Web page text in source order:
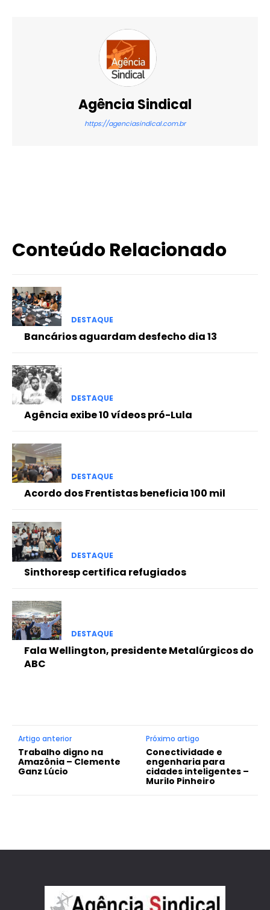
Agência Sindical
https://agenciasindical.com.br
Conteúdo Relacionado
DESTAQUE
Bancários aguardam desfecho dia 13
DESTAQUE
Agência exibe 10 vídeos pró-Lula
DESTAQUE
Acordo dos Frentistas beneficia 100 mil
DESTAQUE
Sinthoresp certifica refugiados
DESTAQUE
Fala Wellington, presidente Metalúrgicos do
ABC
Artigo anterior
Trabalho digno na
Amazônia – Clemente
Ganz Lúcio
Próximo artigo
Conectividade e
engenharia para
cidades inteligentes –
Murilo Pinheiro